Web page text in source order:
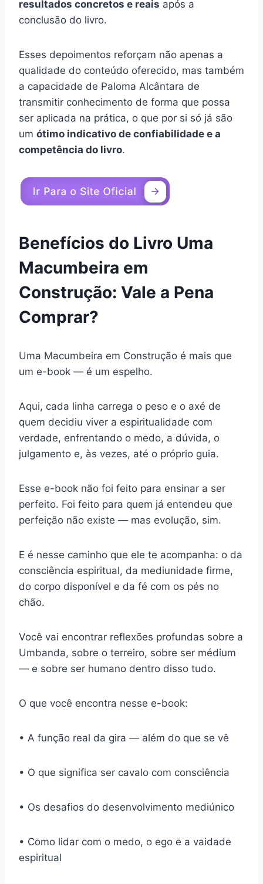
resultados concretos e reais após a
conclusão do livro.
Esses depoimentos reforçam não apenas a
qualidade do conteúdo oferecido, mas também
a capacidade de Paloma Alcântara de
transmitir conhecimento de forma que possa
ser aplicada na prática, o que por si só já são
um ótimo indicativo de confiabilidade e a
competência do livro.
Benefícios do Livro Uma
Macumbeira em
Construção: Vale a Pena
Comprar?
Uma Macumbeira em Construção é mais que
um e-book — é um espelho.
Aqui, cada linha carrega o peso e o axé de
quem decidiu viver a espiritualidade com
verdade, enfrentando o medo, a dúvida, o
julgamento e, às vezes, até o próprio guia.
Esse e-book não foi feito para ensinar a ser
perfeito. Foi feito para quem já entendeu que
perfeição não existe — mas evolução, sim.
E é nesse caminho que ele te acompanha: o da
consciência espiritual, da mediunidade firme,
do corpo disponível e da fé com os pés no
chão.
Você vai encontrar reflexões profundas sobre a
Umbanda, sobre o terreiro, sobre ser médium
— e sobre ser humano dentro disso tudo.
O que você encontra nesse e-book:
• A função real da gira — além do que se vê
• O que significa ser cavalo com consciência
• Os desafios do desenvolvimento mediúnico
• Como lidar com o medo, o ego e a vaidade
espiritual